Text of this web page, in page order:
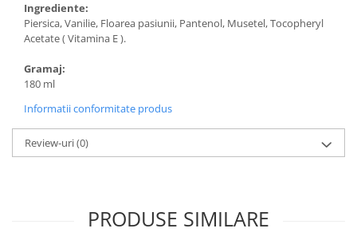
Ingrediente:
Piersica, Vanilie, Floarea pasiunii, Pantenol, Musetel, Tocopheryl
Acetate ( Vitamina E ).
Gramaj:
180 ml
Informatii conformitate produs
Review-uri(0)
PRODUSE SIMILARE